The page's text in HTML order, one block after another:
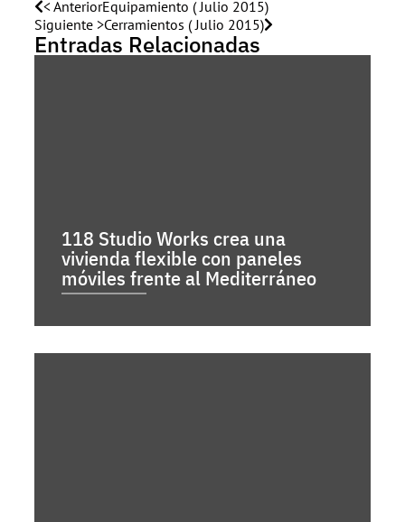
< AnteriorEquipamiento ( Julio 2015)
Siguiente >Cerramientos ( Julio 2015)
Entradas Relacionadas
118 Studio Works crea una
vivienda flexible con paneles
móviles frente al Mediterráneo